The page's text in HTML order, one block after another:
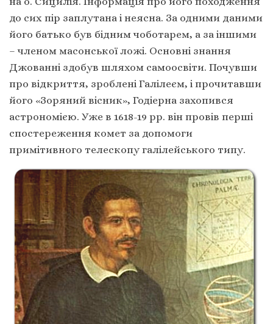
до сих пір заплутана і неясна. За одними даними
його батько був бідним чоботарем, а за іншими
– членом масонської ложі. Основні знання
Джованні здобув шляхом самоосвіти. Почувши
про відкриття, зроблені Галілеєм, і прочитавши
його «Зоряний вісник», Годіерна захопився
астрономією. Уже в 1618-19 рр. він провів перші
спостереження комет за допомоги
примітивного телескопу галілейського типу.